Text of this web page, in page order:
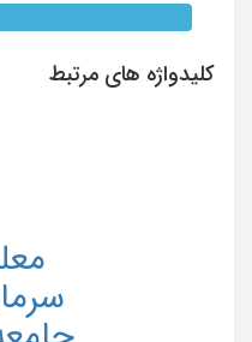
کلیدواژه های مرتبط